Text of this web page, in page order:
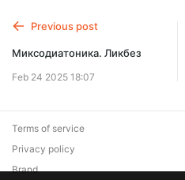
Previous post
Миксодиатоника. Ликбез
Feb 24 2025 18:07
Terms of service
Privacy policy
Brand